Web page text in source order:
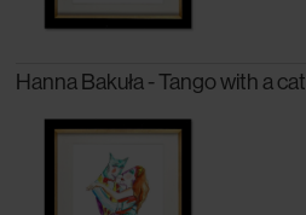
Hanna Bakuła - Tango with a cat